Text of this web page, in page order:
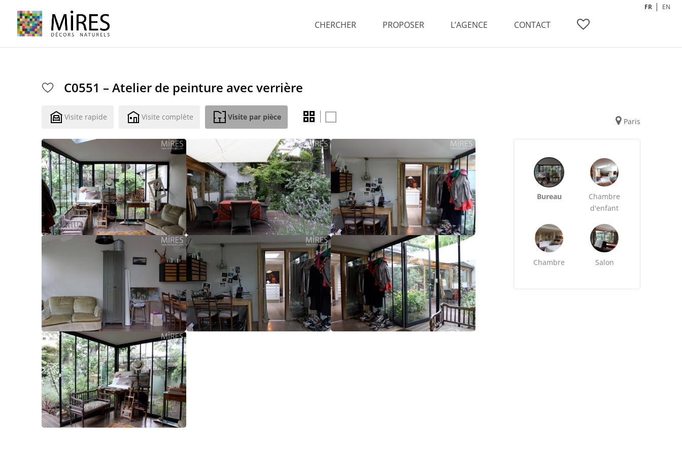
CHERCHER PROPOSER L’AGENCE CONTACT
FR EN
C0551 – Atelier de peinture avec verrière
Visite rapide Visite complète Visite par pièce Paris
Bureau
Chambre
d'enfant
Chambre Salon